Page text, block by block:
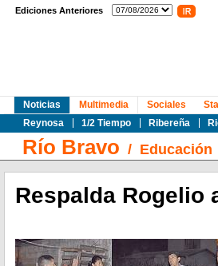
Ediciones Anteriores
Noticias
Reynosa
1/2 Tiempo Ribereña
Multimedia Sociales
Río Bravo / Educación
Respalda Rogelio